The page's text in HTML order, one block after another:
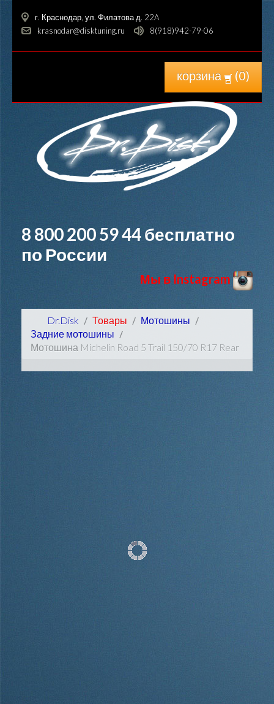
г. Краснодар, ул. Филатова д. 22A
krasnodar@disktuning.ru
8(918)942-79-06
корзина (0)
8 800 200 59 44бесплатно
по России
Мы в Instagram
Dr.Disk Товары
Мотошины
Задние мотошины
Мотошина Michelin Road 5 Trail 150/70 R17 Rear